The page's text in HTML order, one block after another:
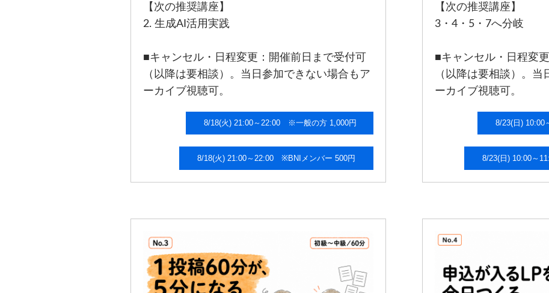
【次の推奨講座】
2. 生成AI活用実践
■キャンセル・日程変更：開催前日まで受付可
（以降は要相談）。当日参加できない場合もア
ーカイブ視聴可。
8/18(火) 21:00～22:00 ※一般の方 1,000円
8/18(火) 21:00～22:00 ※BNIメンバー 500円
【次の推奨講座】
3・4・5・7へ分岐
■キャンセル・日程変
（以降は要相談）。
ーカイブ視聴可。
8/23(
8/23(日)